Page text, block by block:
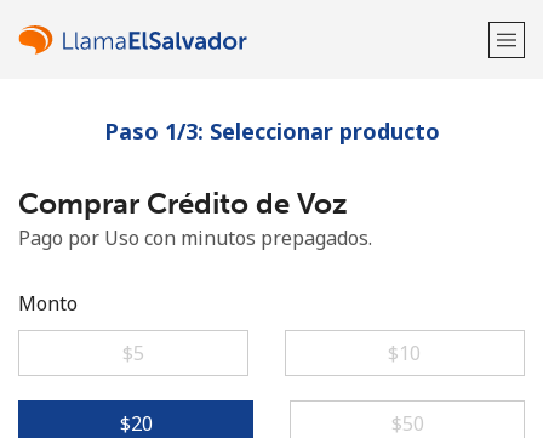
¡Bienvenido!
¿Ya tienes una cuenta?Inicia sesión →
Paso 1/3: Seleccionar producto
Comprar Crédito de Voz
Pago por Uso con minutos prepagados.
Monto
⁦$5⁩
⁦$10⁩
⁦$20⁩ ⁦$50⁩